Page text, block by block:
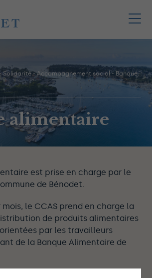
Solidarité-Accompagnement social- Banque
alimentaire
est prise en charge par le
de Bénodet.
le CCAS prend en charge la
de produits alimentaires
par les travailleurs
de la Banque Alimentaire de